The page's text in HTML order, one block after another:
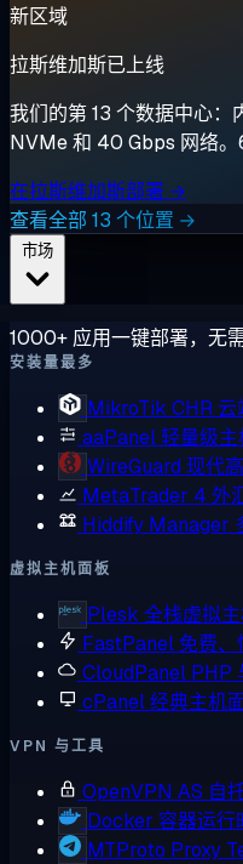
新区域
拉斯维加斯已上线
我们的第 13 个数据中心：
NVMe 和 40 Gbps 网络。
在拉斯维加斯部署 →
查看全部 13 个位置 →
1000+ 应用一键部署，无
安装量最多
MikroTik CHR 云
aaPanel轻量级主
WireGuard 现代
MetaTrader 4 外
Hiddify Manager
虚拟主机面板
Plesk 全栈虚拟
FastPanel 免费、
CloudPanel PHP
cPanel经典主机
VPN 与工具
OpenVPN AS 自
Docker 容器运行
MTProto Proxy